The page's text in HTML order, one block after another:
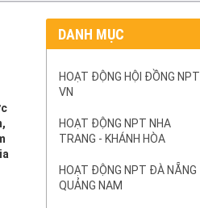
DANH MỤC
HOẠT ĐỘNG HỘI ĐỒNG NPT
VN
HOẠT ĐỘNG NPT NHA
TRANG - KHÁNH HÒA
HOẠT ĐỘNG NPT ĐÀ NẴNG
QUẢNG NAM